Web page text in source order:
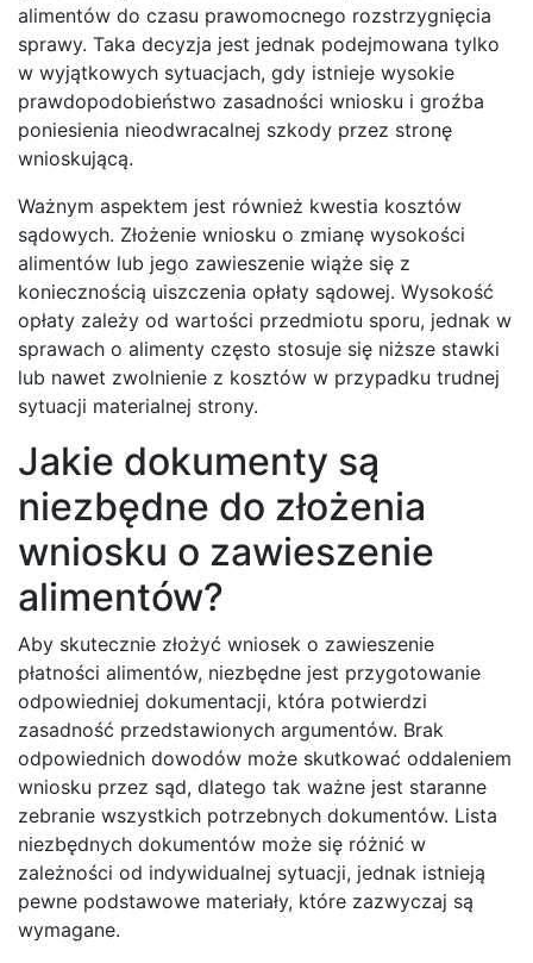
alimentów do czasu prawomocnego rozstrzygnięcia
sprawy. Taka decyzja jest jednak podejmowana tylko
w wyjątkowych sytuacjach, gdy istnieje wysokie
prawdopodobieństwo zasadności wniosku i groźba
poniesienia nieodwracalnej szkody przez stronę
wnioskującą.
Ważnym aspektem jest również kwestia kosztów
sądowych. Złożenie wniosku o zmianę wysokości
alimentów lub jego zawieszenie wiąże się z
koniecznością uiszczenia opłaty sądowej. Wysokość
opłaty zależy od wartości przedmiotu sporu, jednak w
sprawach o alimenty często stosuje się niższe stawki
lub nawet zwolnienie z kosztów w przypadku trudnej
sytuacji materialnej strony.
Jakie dokumenty są
niezbędne do złożenia
wniosku o zawieszenie
alimentów?
Aby skutecznie złożyć wniosek o zawieszenie
płatności alimentów, niezbędne jest przygotowanie
odpowiedniej dokumentacji, która potwierdzi
zasadność przedstawionych argumentów. Brak
odpowiednich dowodów może skutkować oddaleniem
wniosku przez sąd, dlatego tak ważne jest staranne
zebranie wszystkich potrzebnych dokumentów. Lista
niezbędnych dokumentów może się różnić w
zależności od indywidualnej sytuacji, jednak istnieją
pewne podstawowe materiały, które zazwyczaj są
wymagane.